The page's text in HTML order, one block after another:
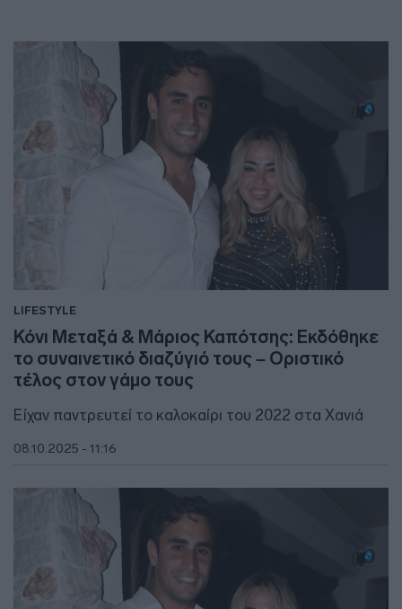
LIFESTYLE
Κόνι Μεταξά & Μάριος Καπότσης: Εκδόθηκε
το συναινετικό διαζύγιό τους – Οριστικό
τέλος στον γάμο τους
Είχαν παντρευτεί το καλοκαίρι του 2022 στα Χανιά
08.10.2025 - 11:16